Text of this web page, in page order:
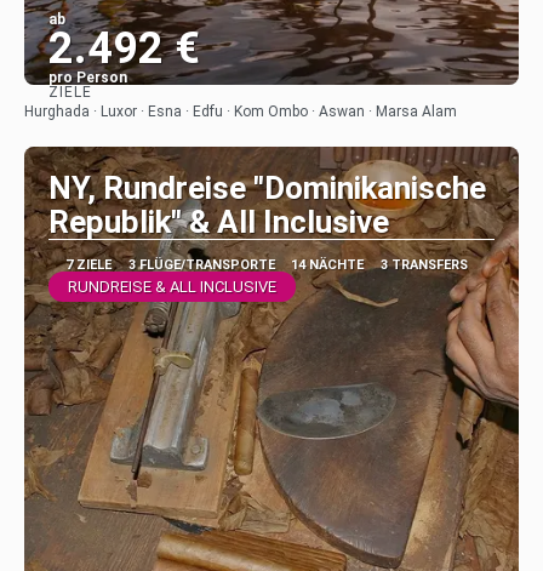
ab
2.492 €
pro Person
Sehen
ZIELE
Hurghada · Luxor · Esna · Edfu · Kom Ombo · Aswan · Marsa Alam
NY, Rundreise "Dominikanische
Republik" & All Inclusive
7 ZIELE 3 FLÜGE/TRANSPORTE 14 NÄCHTE 3 TRANSFERS
RUNDREISE & ALL INCLUSIVE